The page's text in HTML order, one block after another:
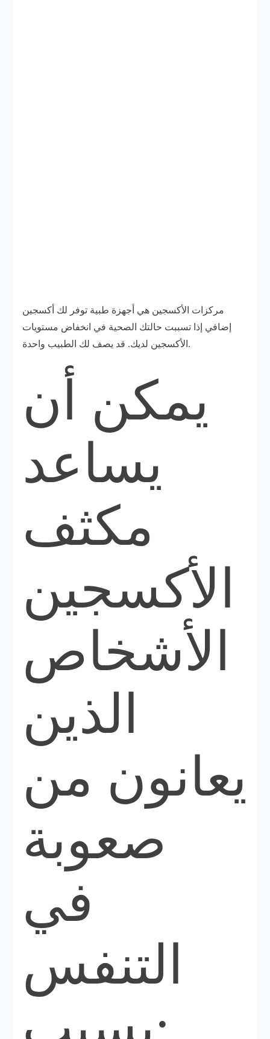
مركزات الأكسجين هي أجهزة طبية توفر لك أكسجين
إضافي إذا تسببت حالتك الصحية في انخفاض مستويات
الأكسجين لديك. قد يصف لك الطبيب واحدة.
يمكن أن
يساعد
مكثف
الأكسجين
الأشخاص
الذين
يعانون من
صعوبة
في
التنفس